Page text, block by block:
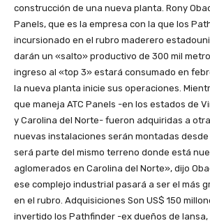
construcción de una nueva planta. Rony
Panels, que es la empresa con la que los
incursionado en el rubro maderero
darán un «salto» productivo de 300 mil
ingreso al «top 3» estará consumado en
la nueva planta inicie sus operaciones.
que maneja ATC Panels -en los estados de
y Carolina del Norte- fueron adquiridas a
nuevas instalaciones serán montadas
será parte del mismo terreno donde está
aglomerados en Carolina del Norte», dijo
ese complejo industrial pasará a ser el más
en el rubro. Adquisiciones Son US$ 150
invertido los Pathfinder -ex dueños de Iansa,